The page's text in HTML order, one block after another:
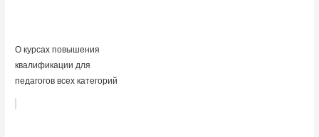
О курсах повышения
квалификации для
педагогов всех категорий